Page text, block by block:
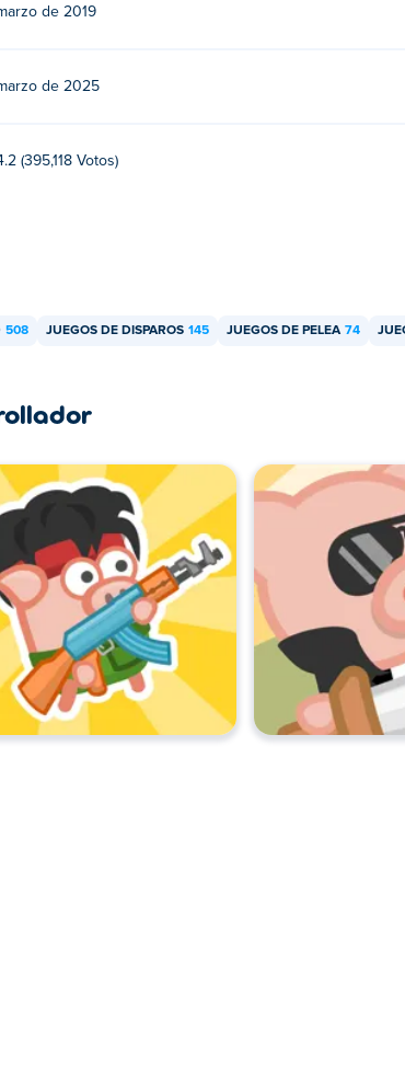
de 2019
de 2025
(395,118 Votos)
508 JUEGOS DE DISPAROS 145 JUEGOS DE PELEA 74